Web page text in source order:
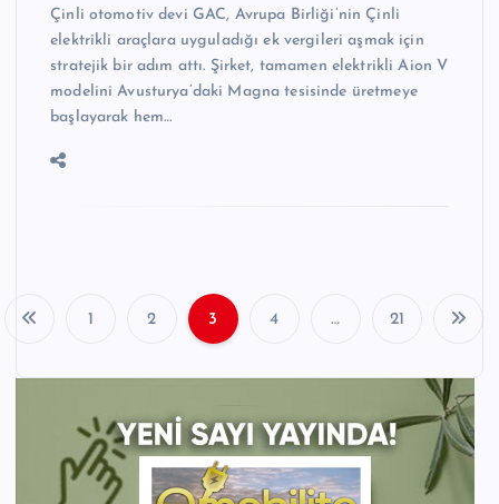
Çinli otomotiv devi GAC, Avrupa Birliği’nin Çinli
elektrikli araçlara uyguladığı ek vergileri aşmak için
stratejik bir adım attı. Şirket, tamamen elektrikli Aion V
modelini Avusturya’daki Magna tesisinde üretmeye
başlayarak hem…
z
1 2 3 4 … 21